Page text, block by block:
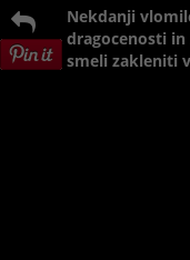
Nekdanji
dragocenosti
smeli zakleniti